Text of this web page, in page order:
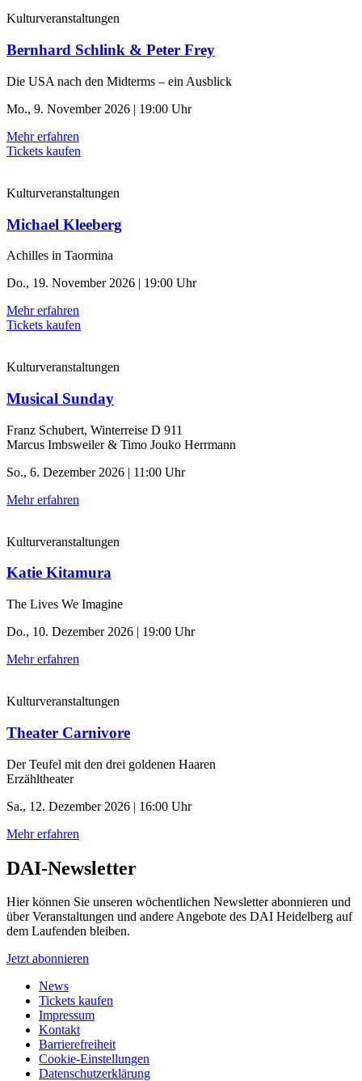
Kulturveranstaltungen
Bernhard Schlink & Peter Frey
Die USA nach den Midterms – ein Ausblick
Mo., 9. November 2026 | 19:00 Uhr
Mehr erfahren
Tickets kaufen
Kulturveranstaltungen
Michael Kleeberg
Achilles in Taormina
Do., 19. November 2026 | 19:00 Uhr
Mehr erfahren
Tickets kaufen
Kulturveranstaltungen
Musical Sunday
Franz Schubert, Winterreise D 911
Marcus Imbsweiler & Timo Jouko Herrmann
So., 6. Dezember 2026 | 11:00 Uhr
Mehr erfahren
Kulturveranstaltungen
Katie Kitamura
The Lives We Imagine
Do., 10. Dezember 2026 | 19:00 Uhr
Mehr erfahren
Kulturveranstaltungen
Theater Carnivore
Der Teufel mit den drei goldenen Haaren
Erzähltheater
Sa., 12. Dezember 2026 | 16:00 Uhr
Mehr erfahren
DAI-Newsletter
Hier können Sie unseren wöchentlichen Newsletter abonnieren und
über Veranstaltungen und andere Angebote des DAI Heidelberg auf
dem Laufenden bleiben.
Jetzt abonnieren
News
Tickets kaufen
Impressum
Kontakt
Barrierefreiheit
Cookie-Einstellungen
Datenschutzerklärung